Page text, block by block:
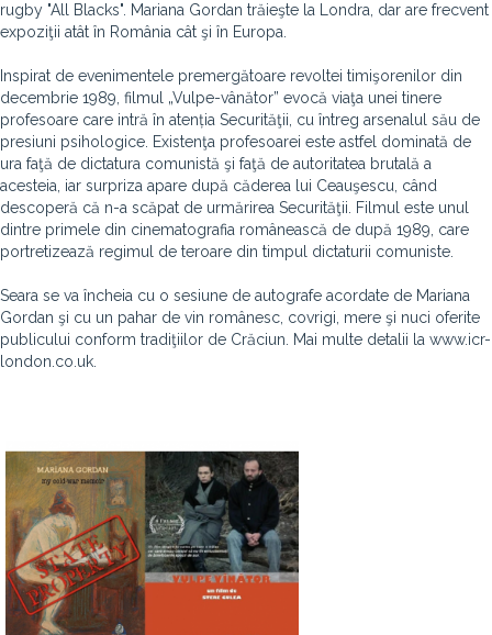
rugby "All Blacks". Mariana Gordan trăieşte la Londra, dar are frecvent
expoziţii atât în România cât şi în Europa.
Inspirat de evenimentele premergătoare revoltei timişorenilor din
decembrie 1989, filmul „Vulpe-vânător” evocă viaţa unei tinere
profesoare care intră în atenția Securităţii, cu întreg arsenalul său de
presiuni psihologice. Existenţa profesoarei este astfel dominată de
ura faţă de dictatura comunistă şi faţă de autoritatea brutală a
acesteia, iar surpriza apare după căderea lui Ceauşescu, când
descoperă că n-a scăpat de urmărirea Securităţii. Filmul este unul
dintre primele din cinematografia românească de după 1989, care
portretizează regimul de teroare din timpul dictaturii comuniste.
Seara se va încheia cu o sesiune de autografe acordate de Mariana
Gordan şi cu un pahar de vin românesc, covrigi, mere şi nuci oferite
publicului conform tradiţiilor de Crăciun. Mai multe detalii la www.icr-
london.co.uk.